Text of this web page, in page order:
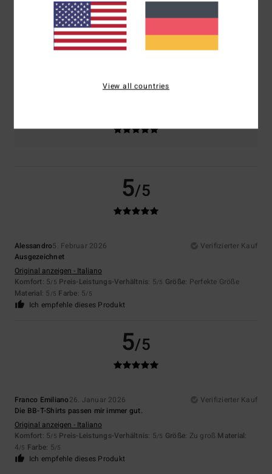
Komfort
5.0
Preis-Leistungs-Verhältnis
5.0
5/5
Alessandro5. Februar 2026
Verifizierter Kauf
Ausgezeichnet
Original anzeigen - Italiano
Komfort: 5/5 Preis-Leistungs-Verhältnis: 5/5 Größe: Perfekte Größe
Material: 5 /5 Farbe: 5/5
Ich empfehle dieses Produkt
5/5
Franco Emiliano26. Januar 2026
Verifizierter Kauf
Die BB-T-Shirts passen mir immer gut.
Original anzeigen - Italiano
Komfort: 5/5 Preis-Leistungs-Verhältnis: 5/5 Größe: Zu groß Material:
4/5 Farbe: 5/5
Ich empfehle dieses Produkt
View all countries